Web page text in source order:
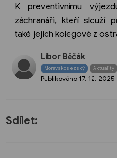
K preventivnímu
záchranáři, kteří slouží
také jejich kolegové z
Libor Běčák
Moravskoslezský Aktuality
Publikováno 17. 12. 2025
Sdílet: